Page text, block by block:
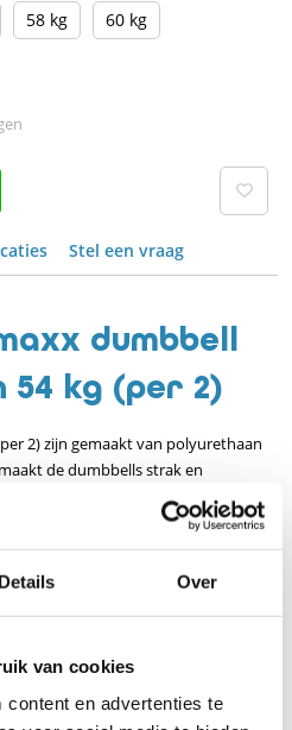
Details Over
van cookies
en advertenties te
58 kg 60 kg
Stel een vraag
dumbbell
kg (per 2)
2) zijn gemaakt van polyurethaan
de dumbbells strak en
onderkant en voorkant staat de
het altijd duidelijk met welk
PU-54